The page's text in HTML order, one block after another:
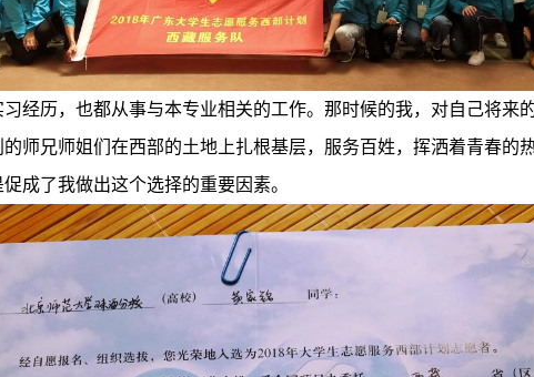
经历，也都从事与本专业相关的工作。那时候的我，对自己将来
师兄师姐们在西部的土地上扎根基层，服务百姓，挥洒着青春的
成了我做出这个选择的重要因素。